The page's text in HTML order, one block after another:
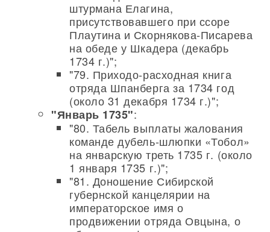
штурмана Елагина,
присутствовавшего при ссоре
Плаутина и Скорнякова-Писарева
на обеде у Шкадера (декабрь
1734 г.)";
"79. Приходо-расходная книга
отряда Шпанберга за 1734 год
(около 31 декабря 1734 г.)";
"Январь 1735":
"80. Табель выплаты жалования
команде дубель-шлюпки «Тобол»
на январскую треть 1735 г. (около
1 января 1735 г.)";
"81. Доношение Сибирской
губернской канцелярии на
императорское имя о
продвижении отряда Овцына, о